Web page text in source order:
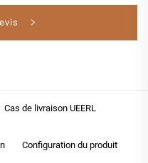
Cas de livraison UEERL
Configuration du produit